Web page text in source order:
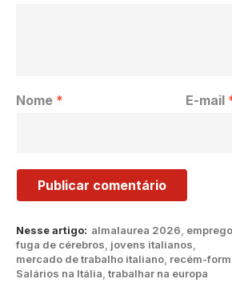
Nesse artigo: almalaurea 2026
fuga de cérebros jovens italianos
mercado de trabalho italiano recém-
Salários na Itália trabalhar na europa
Nome * E-mail